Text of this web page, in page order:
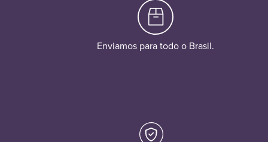
Enviamos para todo o Brasil.